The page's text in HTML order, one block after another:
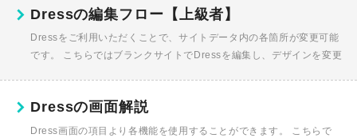
Dressの編集フロー【上級者】
Dressをご利用いただくことで、サイトデータ内の各箇所が変更可能
です。 こちらではブランクサイトでDressを編集し、デザインを変更
Dressの画面解説
Dress画面の項目より各機能を使用することができます。 こちらで